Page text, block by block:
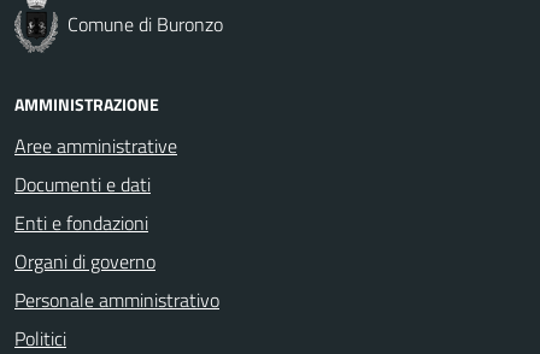
Comune di Buronzo
AMMINISTRAZIONE
Aree amministrative
Documenti e dati
Enti e fondazioni
Organi di governo
Personale amministrativo
Politici